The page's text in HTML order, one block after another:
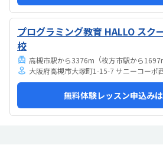
プログラミング教育 HALLO スク
校
高槻市駅から3376m （枚方市駅から
大阪府高槻市大塚町1-15-7 サニーコーポ
無料体験レッスン申込み